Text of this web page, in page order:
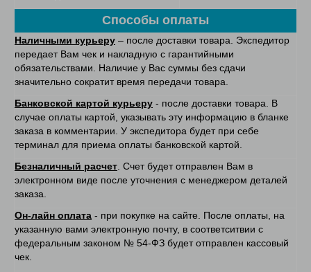
Способы оплаты
Наличными курьеру – после доставки товара. Экспедитор
передает Вам чек и накладную с гарантийными
обязательствами. Наличие у Вас суммы без сдачи
значительно сократит время передачи товара.
Банковской картой курьеру - после доставки товара. В
случае оплаты картой, указывать эту информацию в бланке
заказа в комментарии. У экспедитора будет при себе
терминал для приема оплаты банковской картой.
Безналичный расчет . Счет будет отправлен Вам в
электронном виде после уточнения с менеджером деталей
заказа.
Он-лайн оплата - при покупке на сайте. После оплаты, на
указанную вами электронную почту, в соответситвии с
федеральным законом № 54-ФЗ будет отправлен кассовый
чек.